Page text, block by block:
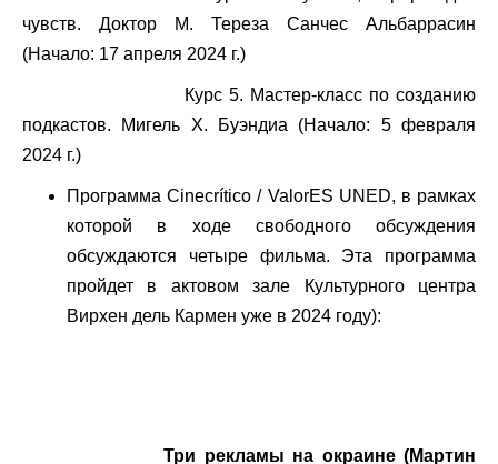
чувств. Доктор М. Тереза ​​Санчес Альбаррасин
(Начало: 17 апреля 2024 г.)
Курс 5. Мастер-класс по созданию
подкастов. Мигель Х. Буэндиа (Начало: 5 февраля
2024 г.)
Программа Cinecrítico / ValorES UNED, в рамках
которой в ходе свободного обсуждения
обсуждаются четыре фильма. Эта программа
пройдет в актовом зале Культурного центра
Вирхен дель Кармен уже в 2024 году):
Три рекламы на окраине (Мартин